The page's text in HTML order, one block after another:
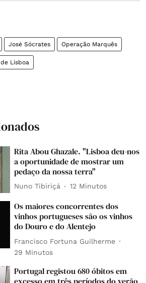
José Sócrates Operação Marquês
de Lisboa
Rita Abou Ghazale. "Lisboa deu-nos
a oportunidade de mostrar um
pedaço da nossa terra"
Nuno Tibiriçá 12 Minutos
Os maiores concorrentes dos
vinhos portugueses são os vinhos
do Douro e do Alentejo
Francisco Fortuna Guilherme
29 Minutos
Portugal registou 680 óbitos em